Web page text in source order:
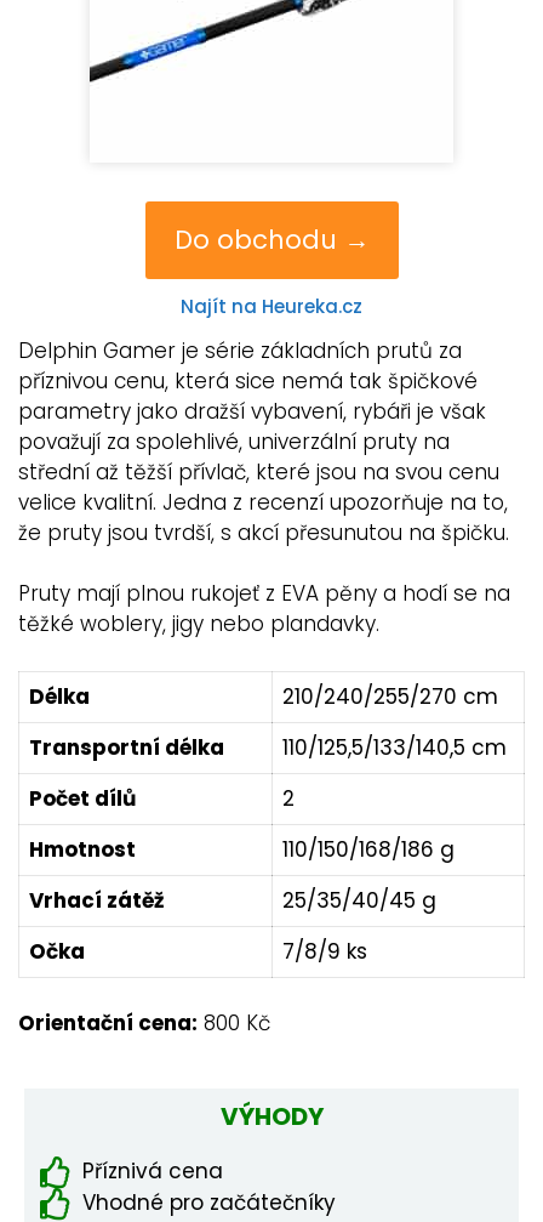
Do obchodu →
Najít na Heureka.cz
Delphin Gamer je série základních prutů za
příznivou cenu, která sice nemá tak špičkové
parametry jako dražší vybavení, rybáři je však
považují za spolehlivé, univerzální pruty na
střední až těžší přívlač, které jsou na svou cenu
velice kvalitní. Jedna z recenzí upozorňuje na to,
že pruty jsou tvrdší, s akcí přesunutou na špičku.
Pruty mají plnou rukojeť z EVA pěny a hodí se na
těžké woblery, jigy nebo plandavky.
Délka
210/240/255/270 cm
Transportní délka
110/125,5/133/140,5 cm
Počet dílů
2
Hmotnost
110/150/168/186 g
Vrhací zátěž
25/35/40/45 g
Očka
7/8/9 ks
Orientační cena: 800 Kč
VÝHODY
Příznivá cena
Vhodné pro začátečníky